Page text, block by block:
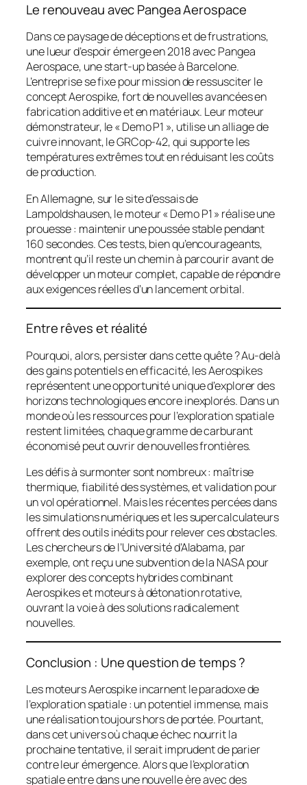
Le renouveau avec Pangea Aerospace
Dans ce paysage de déceptions et de frustrations,
une lueur d’espoir émerge en 2018 avec Pangea
Aerospace, une start-up basée à Barcelone.
L’entreprise se fixe pour mission de ressusciter le
concept Aerospike, fort de nouvelles avancées en
fabrication additive et en matériaux. Leur moteur
démonstrateur, le « Demo P1 », utilise un alliage de
cuivre innovant, le GRCop-42, qui supporte les
températures extrêmes tout en réduisant les coûts
de production.
En Allemagne, sur le site d’essais de
Lampoldshausen, le moteur « Demo P1 » réalise une
prouesse : maintenir une poussée stable pendant
160 secondes. Ces tests, bien qu’encourageants,
montrent qu’il reste un chemin à parcourir avant de
développer un moteur complet, capable de répondre
aux exigences réelles d’un lancement orbital.
Entre rêves et réalité
Pourquoi, alors, persister dans cette quête ? Au-delà
des gains potentiels en efficacité, les Aerospikes
représentent une opportunité unique d’explorer des
horizons technologiques encore inexplorés. Dans un
monde où les ressources pour l’exploration spatiale
restent limitées, chaque gramme de carburant
économisé peut ouvrir de nouvelles frontières.
Les défis à surmonter sont nombreux : maîtrise
thermique, fiabilité des systèmes, et validation pour
un vol opérationnel. Mais les récentes percées dans
les simulations numériques et les supercalculateurs
offrent des outils inédits pour relever ces obstacles.
Les chercheurs de l’Université d’Alabama, par
exemple, ont reçu une subvention de la NASA pour
explorer des concepts hybrides combinant
Aerospikes et moteurs à détonation rotative,
ouvrant la voie à des solutions radicalement
nouvelles.
Conclusion : Une question de temps ?
Les moteurs Aerospike incarnent le paradoxe de
l’exploration spatiale : un potentiel immense, mais
une réalisation toujours hors de portée. Pourtant,
dans cet univers où chaque échec nourrit la
prochaine tentative, il serait imprudent de parier
contre leur émergence. Alors que l’exploration
spatiale entre dans une nouvelle ère avec des